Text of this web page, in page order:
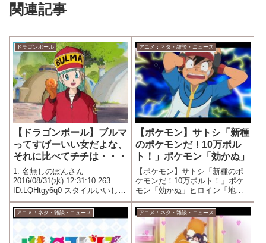
関連記事
ドラゴンボール
【ドラゴンボール】ブルマ
ってすげーいい女だよな、
それに比べてチチは・・・
1: 名無しのぽんさん
2016/08/31(水) 12:31:10.263
ID:LQHtgy6q0 スタイルいいし美
人だし金持ちで天才で度胸もあ
るし肉食系だし ベジータもヤム
チャも束縛してないし それに比
べてチチ いつまでたっても訛っ
て...
アニメ：ネタ・雑談・ニュース
【ポケモン】サトシ「新種
のポケモンだ！10万ボル
ト！」ポケモン「効かぬ」
【ポケモン】サトシ「新種のポ
ケモンだ！10万ボルト！」ポケ
モン「効かぬ」ヒロイン「地面
に電気技は効かないのよ！」サ
トシ「マジで！？」←これ1: 名
無しのぽんさん 2016/10/25(火)
06:50:05.251 ID:giDH4UGN0...
アニメ：ネタ・雑談・ニュース アニメ：ネタ・雑談・ニュース